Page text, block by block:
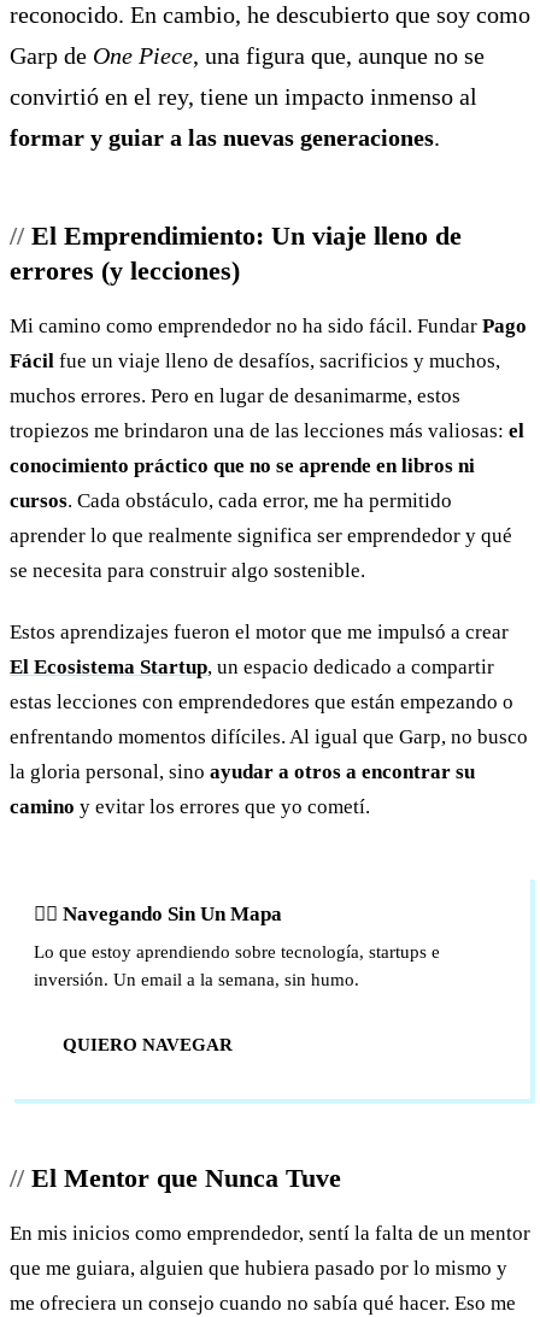
reconocido. En cambio, he descubierto que soy como
Garp de One Piece, una figura que, aunque no se
convirtió en el rey, tiene un impacto inmenso al
formar y guiar a las nuevas generaciones.
El Emprendimiento: Un viaje lleno de
errores (y lecciones)
Mi camino como emprendedor no ha sido fácil. Fundar Pago
Fácil fue un viaje lleno de desafíos, sacrificios y muchos,
muchos errores. Pero en lugar de desanimarme, estos
tropiezos me brindaron una de las lecciones más valiosas: el
conocimiento práctico que no se aprende en libros ni
cursos. Cada obstáculo, cada error, me ha permitido
aprender lo que realmente significa ser emprendedor y qué
se necesita para construir algo sostenible.
Estos aprendizajes fueron el motor que me impulsó a crear
El Ecosistema Startup, un espacio dedicado a compartir
estas lecciones con emprendedores que están empezando o
enfrentando momentos difíciles. Al igual que Garp, no busco
la gloria personal, sino ayudar a otros a encontrar su
camino y evitar los errores que yo cometí.
🏴‍☠️ Navegando Sin Un Mapa
Lo que estoy aprendiendo sobre tecnología, startups e
inversión. Un email a la semana, sin humo.
QUIERO NAVEGAR
El Mentor que Nunca Tuve
En mis inicios como emprendedor, sentí la falta de un mentor
que me guiara, alguien que hubiera pasado por lo mismo y
me ofreciera un consejo cuando no sabía qué hacer. Eso me